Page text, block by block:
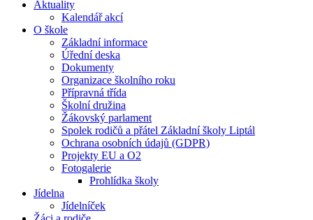
Aktuality
Kalendář akcí
O škole
Základní informace
Úřední deska
Dokumenty
Organizace školního roku
Přípravná třída
Školní družina
Žákovský parlament
Spolek rodičů a přátel Základní školy Liptál
Ochrana osobních údajů (GDPR)
Projekty EU a O2
Fotogalerie
Prohlídka školy
Jídelna
Jídelníček